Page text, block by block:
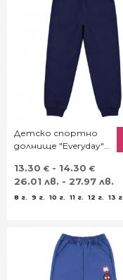
Детско спортно
долнище "Everyday"
13.30 € - 14.30 €
26.01 лв. - 27.97 лв.
8 г. 9 г. 10 г. 11 г. 12 г. 13 г.